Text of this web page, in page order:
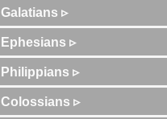
Galatians ▹
Ephesians ▹
Philippians ▹
Colossians ▹